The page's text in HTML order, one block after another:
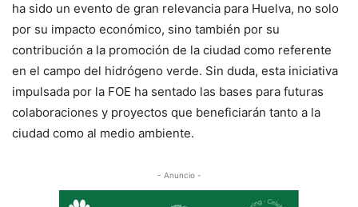
ha sido un evento de gran relevancia para Huelva, no solo
por su impacto económico, sino también por su
contribución a la promoción de la ciudad como referente
en el campo del hidrógeno verde. Sin duda, esta iniciativa
impulsada por la FOE ha sentado las bases para futuras
colaboraciones y proyectos que beneficiarán tanto a la
ciudad como al medio ambiente.
- Anuncio -